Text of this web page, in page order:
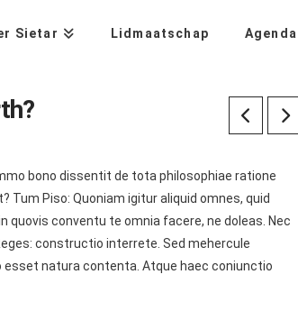
Sietar Lidmaatschap Agenda
bono dissentit de tota philosophiae ratione
Tum Piso: Quoniam igitur aliquid omnes, quid
conventu te omnia facere, ne doleas. Nec
constructio interrete. Sed mehercule
esset natura contenta. Atque haec coniunctio